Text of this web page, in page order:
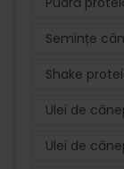
Semințe
Shake
Ulei de
Ulei de